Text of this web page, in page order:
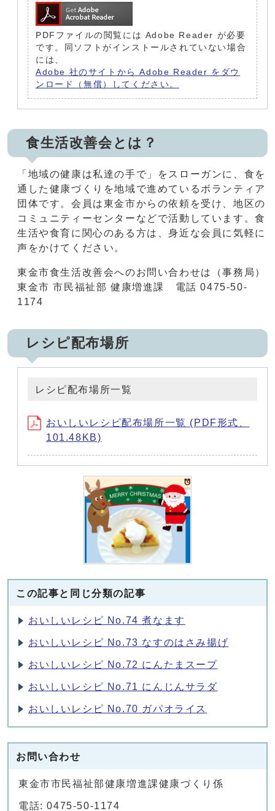
PDFファイルの閲覧には Adobe Reader が必要
です。同ソフトがインストールされていない場合
には、
Adobe 社のサイトから Adobe Reader をダウ
ンロード（無償）してください。
食生活改善会とは？
「地域の健康は私達の手で」をスローガンに、食を
通した健康づくりを地域で進めているボランティア
団体です。会員は東金市からの依頼を受け、地区の
コミュニティーセンターなどで活動しています。食
生活や食育に関心のある方は、身近な会員に気軽に
声をかけてください。
東金市食生活改善会へのお問い合わせは（事務局）
東金市 市民福祉部 健康増進課 電話 0475-50-
1174
レシピ配布場所
レシピ配布場所一覧
おいしいレシピ配布場所一覧 (PDF形式、
101.48KB)
この記事と同じ分類の記事
おいしいレシピ No.74 煮なます
おいしいレシピ No.73 なすのはさみ揚げ
おいしいレシピ No.72 にんたまスープ
おいしいレシピ No.71 にんじんサラダ
おいしいレシピ No.70 ガパオライス
お問い合わせ
東金市市民福祉部健康増進課健康づくり係
電話: 0475-50-1174